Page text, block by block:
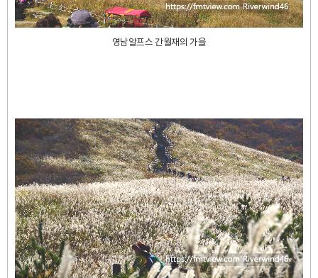
영남알프스 간월재의 가을